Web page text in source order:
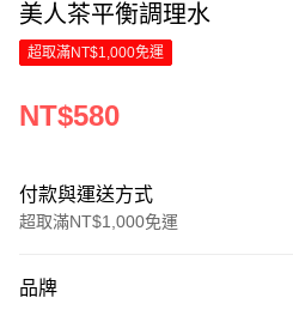
美人茶平衡調理水
超取滿NT$1,000免運
NT$580
付款與運送方式
超取滿NT$1,000免運
信用卡一次付款
品牌